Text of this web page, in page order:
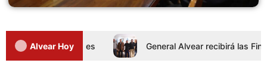
Alvear Hoy
de Intertalleres General Alvear recibirá las